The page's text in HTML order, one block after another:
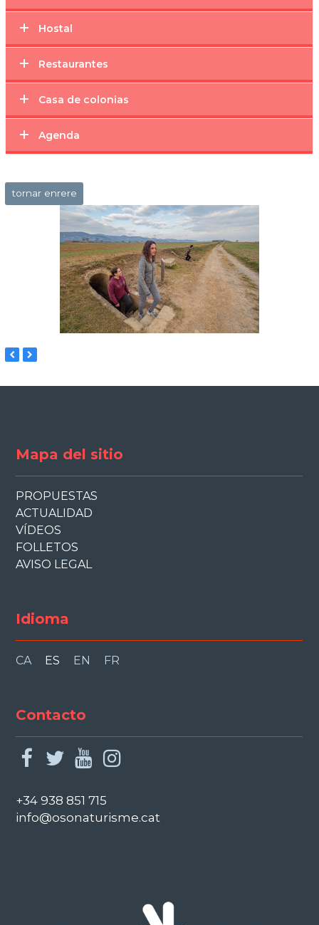
Hostal
Restaurantes
Casa de colonias
Agenda
tornar enrere
previous
Mapa del sitio
PROPUESTAS
ACTUALIDAD
VÍDEOS
FOLLETOS
AVISO LEGAL
Idioma
CA ES EN FR
Contacto
facebook
twitteryoutube
+34 938 851 715
info@osonaturisme.cat